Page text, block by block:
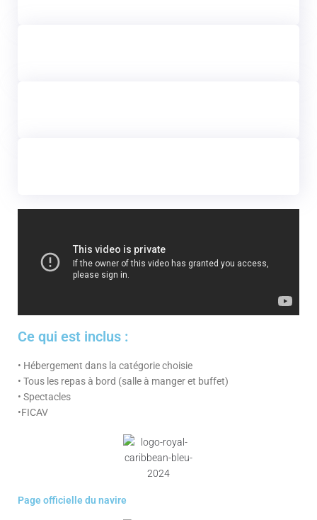
Ce qui est inclus :
• Hébergement dans la catégorie choisie
• Tous les repas à bord (salle à manger et buffet)
• Spectacles
•FICAV
Page officielle du navire